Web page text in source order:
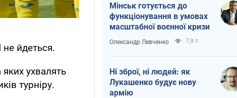
йдеться.
ухвалять
турніру.
Мінськ готується до
функціонування в умовах
масштабної воєнної кризи
Олександр Левченко 7,9 т.
Ні зброї, ні людей: як
Лукашенко будує нову
армію